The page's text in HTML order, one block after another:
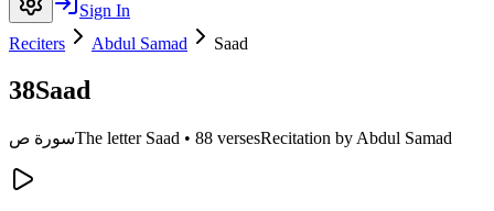
Sign In
Reciters
Abdul Samad Saad
38Saad
سورة صThe letter Saad • 88 versesRecitation by Abdul Samad